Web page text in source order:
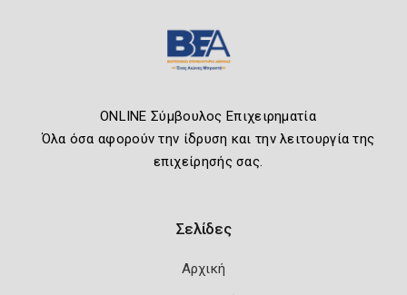
ONLINE Σύμβουλος Επιχειρηματία
Όλα όσα αφορούν την ίδρυση και την λειτουργία της
επιχείρησής σας.
Σελίδες
Αρχική